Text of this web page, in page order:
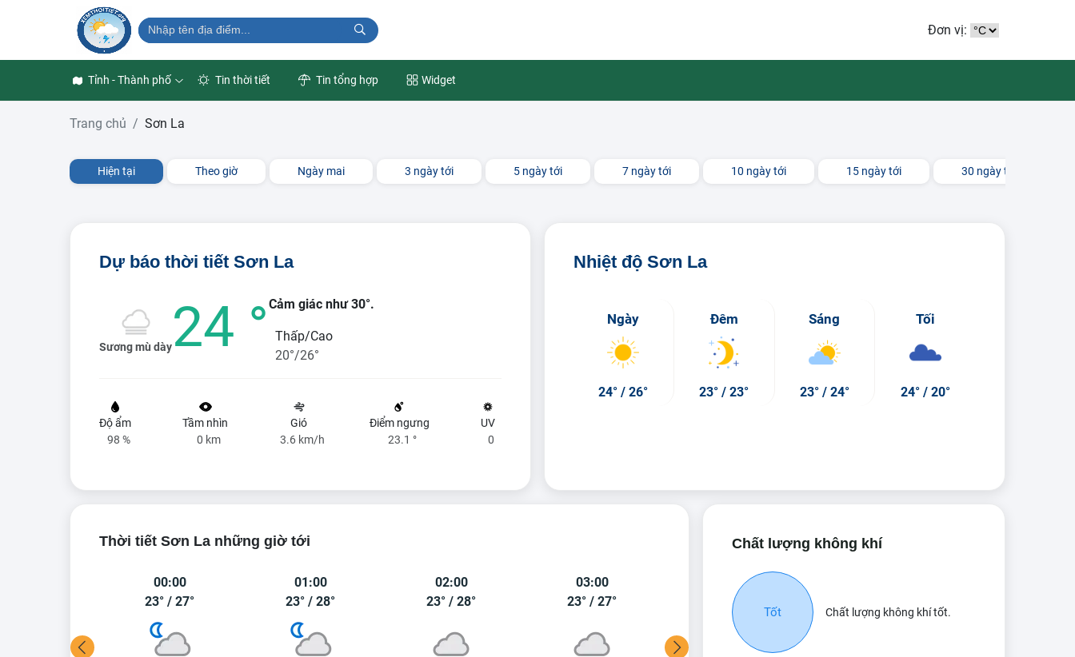
Đơn vị:
Tỉnh - Thành phố Tin thời tiết Tin tổng hợp Widget
Trang chủ Sơn La
Hiện tại Theo giờ Ngày mai 3 ngày tới 5 ngày tới 7 ngày tới 10 ngày tới 15 ngày tới 30 ngày tới
Dự báo thời tiết Sơn La
Sương mù dày24 ° Cảm giác như 30°.
Thấp/Cao
20°/26°
Độ ẩm
98 %
Tầm nhìn
0 km
Gió
3.6 km/h
Điểm ngưng
23.1 °
UV
0
Nhiệt độ Sơn La
Ngày
24°/26°
Đêm
23°/23°
Sáng
23° / 24°
Tối
24°/20°
Thời tiết Sơn La những giờ tới
00:00
23° / 27°
01:00
23° / 28°
02:00
23° / 28°
03:00
23° / 27°
04:00
/
Chất lượng không khí
Tốt Chất lượng không khí tốt.